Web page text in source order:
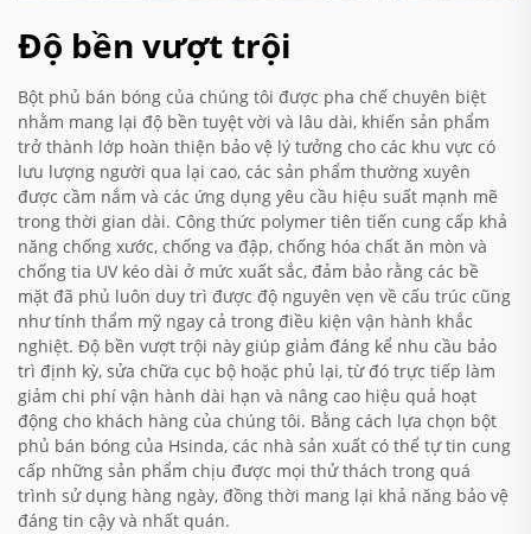
Độ bền vượt trội
Bột phủ bán bóng của chúng tôi được pha chế chuyên biệt
nhằm mang lại độ bền tuyệt vời và lâu dài, khiến sản phẩm
trở thành lớp hoàn thiện bảo vệ lý tưởng cho các khu vực có
lưu lượng người qua lại cao, các sản phẩm thường xuyên
được cầm nắm và các ứng dụng yêu cầu hiệu suất mạnh mẽ
trong thời gian dài. Công thức polymer tiên tiến cung cấp khả
năng chống xước, chống va đập, chống hóa chất ăn mòn và
chống tia UV kéo dài ở mức xuất sắc, đảm bảo rằng các bề
mặt đã phủ luôn duy trì được độ nguyên vẹn về cấu trúc cũng
như tính thẩm mỹ ngay cả trong điều kiện vận hành khắc
nghiệt. Độ bền vượt trội này giúp giảm đáng kể nhu cầu bảo
trì định kỳ, sửa chữa cục bộ hoặc phủ lại, từ đó trực tiếp làm
giảm chi phí vận hành dài hạn và nâng cao hiệu quả hoạt
động cho khách hàng của chúng tôi. Bằng cách lựa chọn bột
phủ bán bóng của Hsinda, các nhà sản xuất có thể tự tin cung
cấp những sản phẩm chịu được mọi thử thách trong quá
trình sử dụng hàng ngày, đồng thời mang lại khả năng bảo vệ
đáng tin cậy và nhất quán.